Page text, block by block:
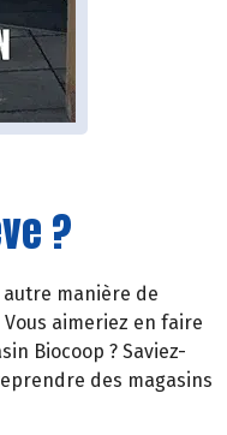
?
autre manière de
aimeriez en faire
Biocoop ? Saviez-
des magasins